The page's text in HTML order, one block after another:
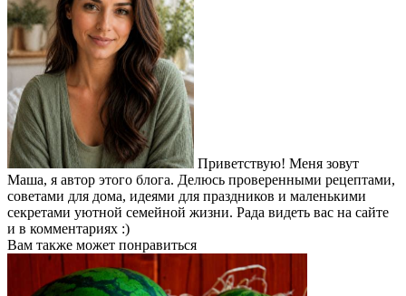
Приветствую! Меня зовут
Маша, я автор этого блога. Делюсь проверенными рецептами,
советами для дома, идеями для праздников и маленькими
секретами уютной семейной жизни. Рада видеть вас на сайте
и в комментариях :)
Вам также может понравиться